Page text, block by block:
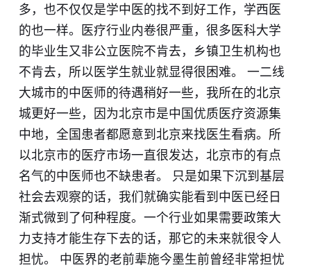
多，也不仅仅是学中医的找不到好工作，学西医
的也一样。医疗行业内卷很严重，很多医科大学
的毕业生又非公立医院不肯去，乡镇卫生机构也
不肯去，所以医学生就业就显得很困难。 一二线
大城市的中医师的待遇稍好一些，我所在的北京
城更好一些，因为北京市是中国优质医疗资源集
中地，全国患者都愿意到北京来找医生看病。所
以北京市的医疗市场一直很发达，北京市的有点
名气的中医师也不缺患者。 只是如果下沉到基层
社会去观察的话，我们就确实能看到中医已经日
渐式微到了何种程度。一个行业如果需要政策大
力支持才能生存下去的话，那它的未来就很令人
担忧。 中医界的老前辈施今墨生前曾经非常担忧